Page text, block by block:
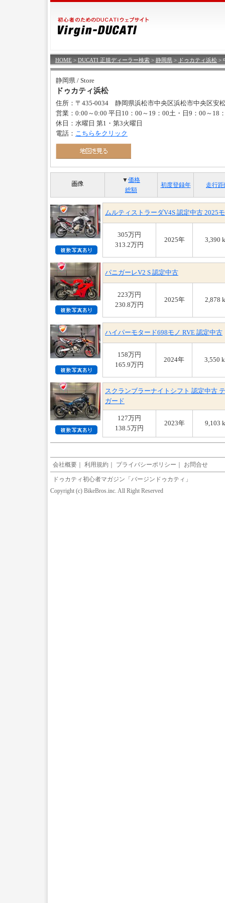
HOME > DUCATI 正規ディーラー検索 > 静岡県 > ドゥカティ浜松 >
静岡県 / Store
ドゥカティ浜松
住所：〒435-0034 静岡県浜松市中央区浜松市中央区安
営業：0:00～0:00 平日10：00～19：00土・日9：00～18
休日：水曜日 第1・第3火曜日
電話： こちらをクリック
▼価格
総額
初度登録年 走行
ムルティストラーダV4S 認定中古 2025
305万円
313.2万円
2025年 3,390
パニガーレV2 S 認定中古
223万円
230.8万円
2025年 2,878
ハイパーモタード698モノ RVE 認定中古
158万円
165.9万円
2024年 3,550
スクランブラーナイトシフト 認定中古
ガード
127万円
138.5万円
2023年 9,103
会社概要 利用規約 プライバシーポリシー お問合せ
ドゥカティ初心者マガジン「バージンドゥカティ」
Copyright (c) BikeBros.inc. All Right Reserved